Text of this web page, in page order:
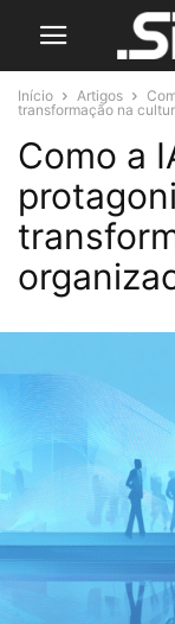
Início Artigos
transformação na
Como a